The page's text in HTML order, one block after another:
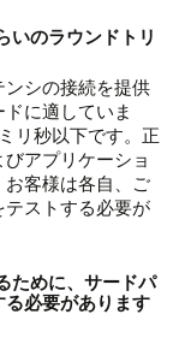
のラウンドトリ
シの接続を提供
に適していま
リ秒以下です。正
アプリケーショ
客様は各自、ご
ストする必要が
ために、サードパ
必要があります